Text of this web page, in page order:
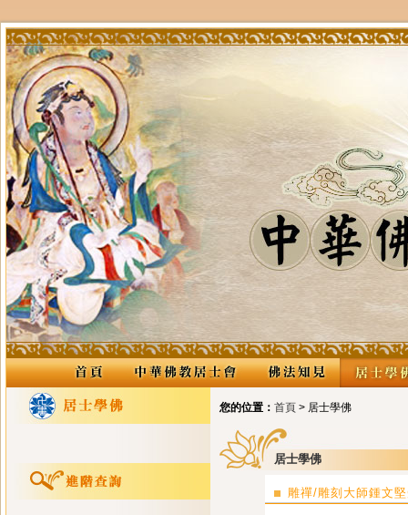
您的位置： 首頁 > 居士學佛
居士學佛
雕禪/雕刻大師鍾文